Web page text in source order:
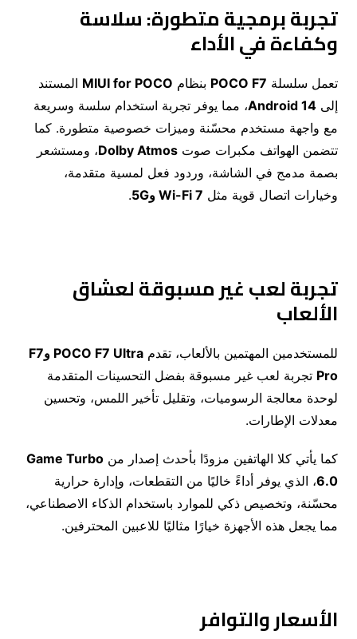
تجربة برمجية متطورة: سلاسة
وكفاءة في الأداء
تعمل سلسلة POCO F7 بنظام MIUI for POCO المستند
إلى Android 14، مما يوفر تجربة استخدام سلسة وسريعة
مع واجهة مستخدم محسّنة وميزات خصوصية متطورة. كما
تتضمن الهواتف مكبرات صوت Dolby Atmos، ومستشعر
بصمة مدمج في الشاشة، وردود فعل لمسية متقدمة،
وخيارات اتصال قوية مثل Wi-Fi 7 و5G
.
تجربة لعب غير مسبوقة لعشاق
الألعاب
للمستخدمين المهتمين بالألعاب، تقدم POCO F7 Ultra وF7
Pro تجربة لعب غير مسبوقة بفضل التحسينات المتقدمة
لوحدة معالجة الرسوميات، وتقليل تأخير اللمس، وتحسين
معدلات الإطارات.
كما يأتي كلا الهاتفين مزودًا بأحدث إصدار من Game Turbo
6.0، الذي يوفر أداءً خاليًا من التقطعات، وإدارة حرارية
محسّنة، وتخصيص ذكي للموارد باستخدام الذكاء الاصطناعي،
مما يجعل هذه الأجهزة خيارًا مثاليًا للاعبين المحترفين.
الأسعار والتوافر